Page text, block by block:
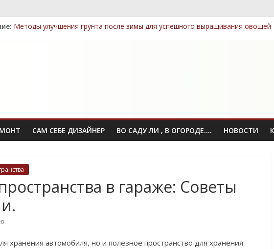
Методы улучшения грунта после зимы для успешного выращивания овощей
САМ СЕБЕ ДИЗАЙНЕР ВО САДУ ЛИ , В ОГОРОДЕ…. НОВОСТИ
в гараже: Советы
хранения автомобиля, но и полезное пространство для хранения